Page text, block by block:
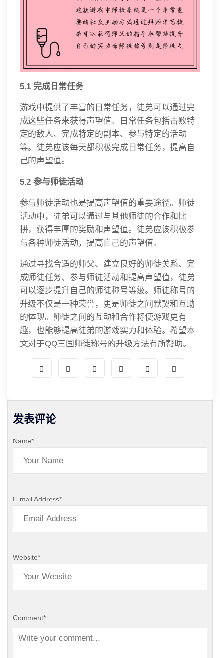
5.1 完成日常任务
游戏中提供了丰富的日常任务，徒弟可以通过完
成这些任务来获得声望值。日常任务包括击败特
定的敌人、完成特定的副本、参与特定的活动
等。徒弟应该每天都积极完成日常任务，提高自
己的声望值。
5.2 参与师徒活动
参与师徒活动也是提高声望值的重要途径。师徒
活动中，徒弟可以通过与其他师徒的合作和比
拼，获得丰厚的奖励和声望值。徒弟应该积极参
与各种师徒活动，提高自己的声望值。
通过寻找合适的师父、建立良好的师徒关系、完
成师徒任务、参与师徒活动和提高声望值，徒弟
可以逐步提升自己的师徒称号等级。师徒称号的
升级不仅是一种荣誉，更是师徒之间默契和互助
的体现。师徒之间的互动和合作将使游戏更有
趣，也能够提高徒弟的游戏实力和体验。希望本
文对于QQ三国师徒称号的升级方法有所帮助。
发表评论
Name*
E-mail Address*
Website*
Comment*